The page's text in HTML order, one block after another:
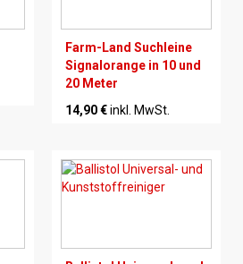
Farm-Land Suchleine
Signalorange in 10 und
20 Meter
14,90 €inkl. MwSt.